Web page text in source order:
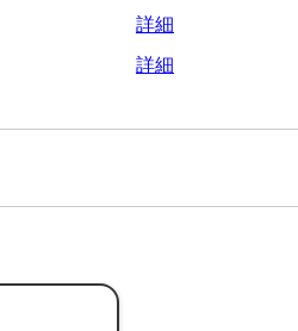
詳細
詳細